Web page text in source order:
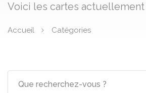
Voici les cartes
Accueil Catégories